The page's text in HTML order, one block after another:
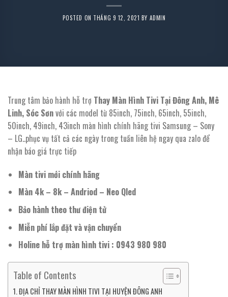
POSTED ON THÁNG 9 12, 2021 BY ADMIN
Trung tâm bảo hành hỗ trợ Thay Màn Hình Tivi Tại Đông Anh, Mê
Linh, Sóc Sơnvới các model từ 85inch, 75inch, 65inch, 55inch,
50inch, 49inch, 43inch màn hình chính hãng tivi Samsung – Sony
– LG..phục vụ tất cả các ngày trong tuần liên hệ ngay qua zalo để
nhận báo giá trực tiếp
Màn tivi mới chính hãng
Màn 4k – 8k – Andriod – Neo Qled
Bảo hành theo thư điện tử
Miễn phí lắp đặt và vận chuyển
Holine hỗ trợ màn hình tivi : 0943 980 980
Table of Contents
ĐỊA CHỈ THAY MÀN HÌNH TIVI TẠI HUYỆN ĐÔNG ANH